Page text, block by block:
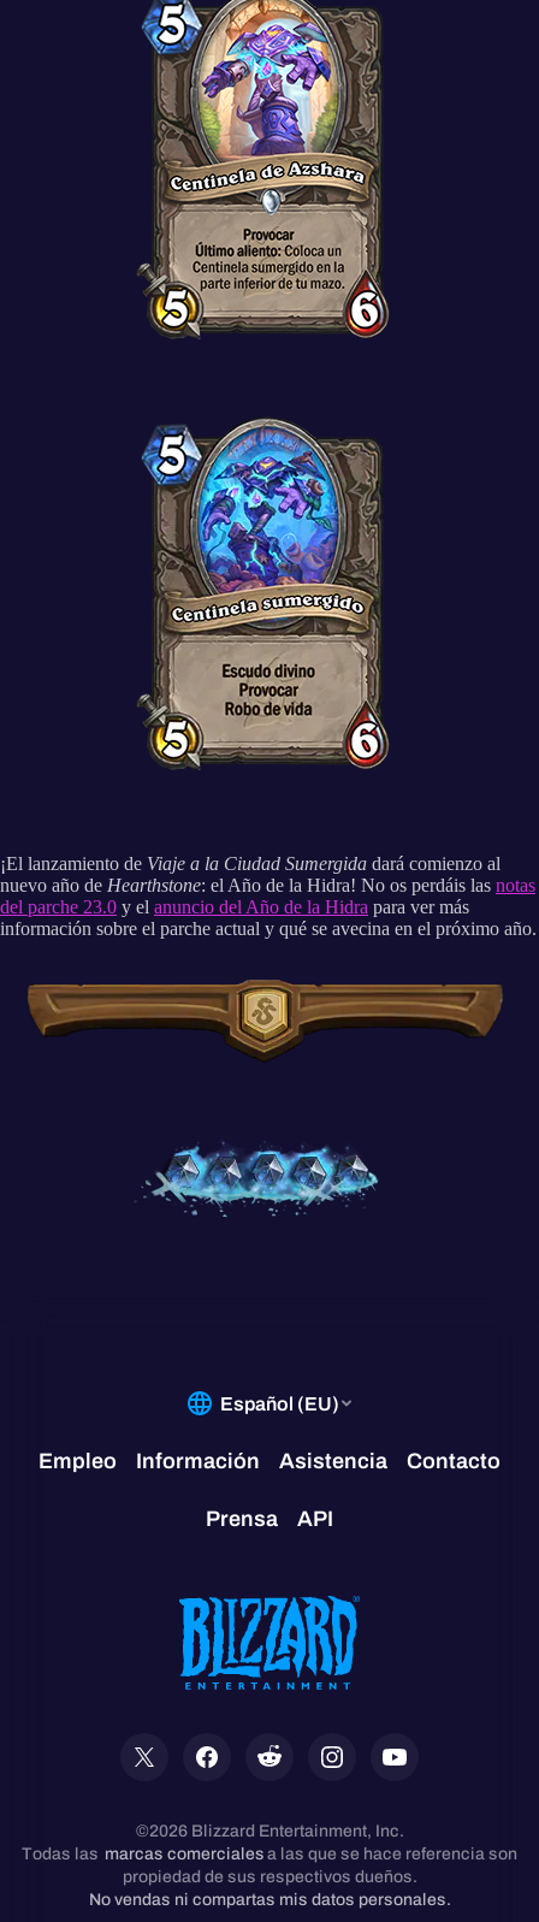
¡El lanzamiento de Viaje a la Ciudad Sumergida dará comienzo al
nuevo año de Hearthstone: el Año de la Hidra! No os perdáis las notas
del parche 23.0 y el anuncio del Año de la Hidra para ver más
información sobre el parche actual y qué se avecina en el próximo año.